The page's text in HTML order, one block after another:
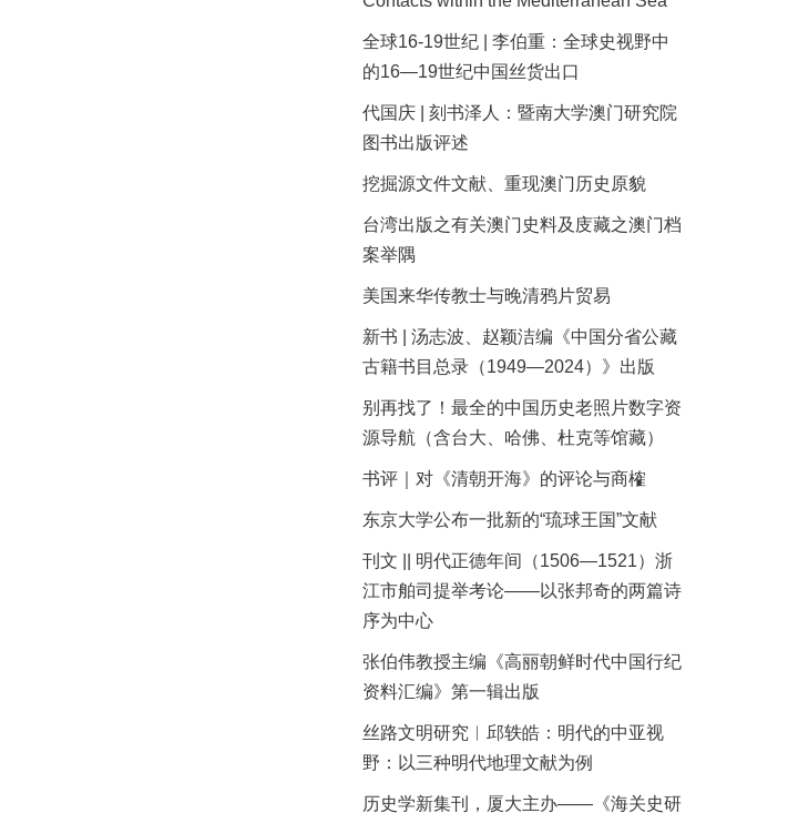
全球16-19世纪 | 李伯重：全球史视野中
的16—19世纪中国丝货出口
代国庆 | 刻书泽人：暨南大学澳门研究院
图书出版评述
挖掘源文件文献、重现澳门历史原貌
台湾出版之有关澳门史料及庋藏之澳门档
案举隅
美国来华传教士与晚清鸦片贸易
新书 | 汤志波、赵颖洁编《中国分省公藏
古籍书目总录（1949—2024）》出版
别再找了！最全的中国历史老照片数字资
源导航（含台大、哈佛、杜克等馆藏）
书评｜对《清朝开海》的评论与商榷
东京大学公布一批新的“琉球王国”文献
刊文 || 明代正德年间（1506—1521）浙
江市舶司提举考论——以张邦奇的两篇诗
序为中心
张伯伟教授主编《高丽朝鲜时代中国行纪
资料汇编》第一辑出版
丝路文明研究︱邱轶皓：明代的中亚视
野：以三种明代地理文献为例
历史学新集刊，厦大主办——《海关史研